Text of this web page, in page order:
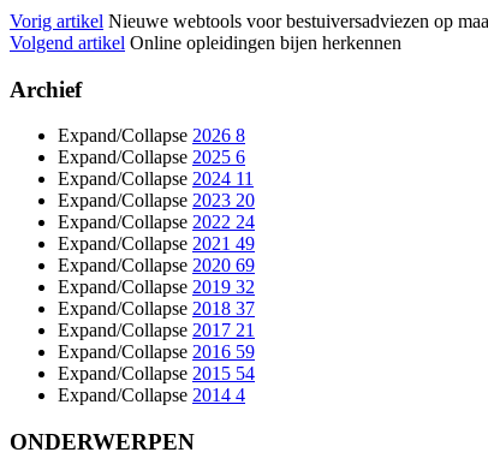
Vorig artikel Nieuwe webtools voor bestuiversadviezen op
Volgend artikel Online opleidingen bijen herkennen
Archief
Expand/Collapse 2026 8
Expand/Collapse 2025 6
Expand/Collapse 2024 11
Expand/Collapse 2023 20
Expand/Collapse 2022 24
Expand/Collapse 2021 49
Expand/Collapse 2020 69
Expand/Collapse 2019 32
Expand/Collapse 2018 37
Expand/Collapse 2017 21
Expand/Collapse 2016 59
Expand/Collapse 2015 54
Expand/Collapse 2014 4
ONDERWERPEN